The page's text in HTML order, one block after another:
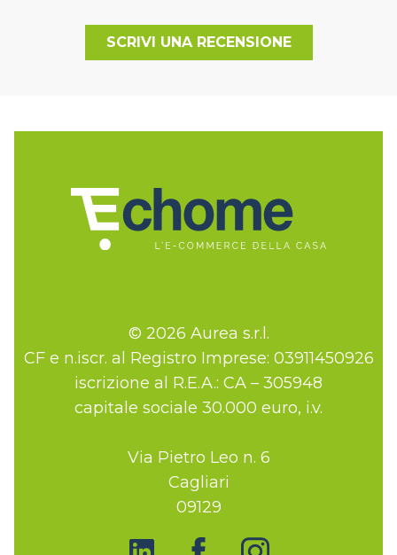
SCRIVI UNA RECENSIONE
© 2026 Aurea s.r.l.
CF e n.iscr. al Registro Imprese: 03911450926
iscrizione al R.E.A.: CA – 305948
capitale sociale 30.000 euro, i.v.
Via Pietro Leo n. 6
Cagliari
09129